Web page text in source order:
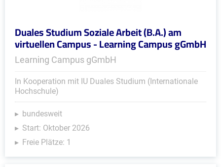
Duales Studium Soziale Arbeit (B.A.) am
virtuellen Campus - Learning Campus gGmbH
Learning Campus gGmbH
In Kooperation mit IU Duales Studium (Internationale
Hochschule)
bundesweit
Start: Oktober 2026
Freie Plätze: 1